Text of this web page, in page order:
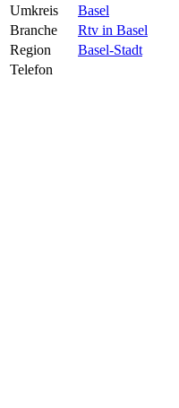
Umkreis
Basel
Branche
Rtv in Basel
Region
Basel-Stadt
Telefon